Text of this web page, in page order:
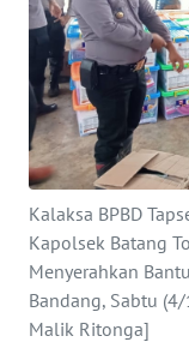
Kalaksa BPBD
Kapolsek Batang
Menyerahkan
Bandang, Sabtu
Malik Ritonga]
KONTAK
KAMI
INFO
IKLAN
TENTANG
KAMI
PEDOMAN
MEDIA